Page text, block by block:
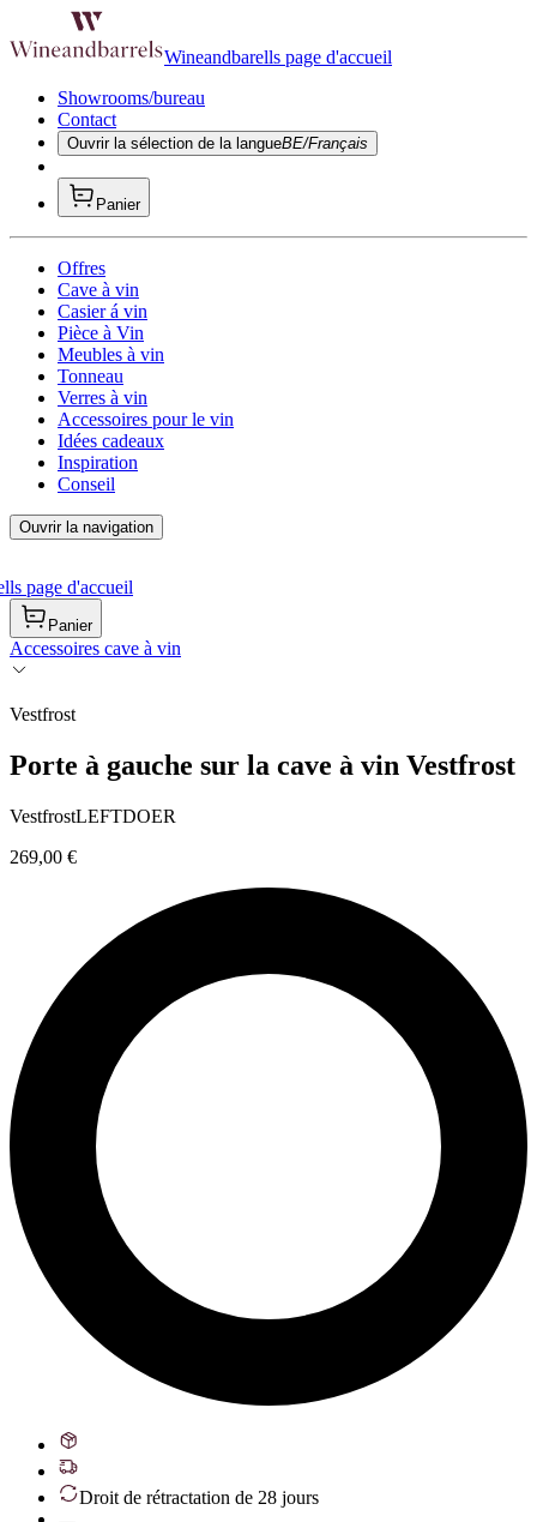
Wineandbarells page d'accueil
Showrooms/bureau
Contact
Ouvrir la sélection de la langueBE/Français
Panier
Offres
Cave à vin
Casier á vin
Pièce à Vin
Meubles à vin
Tonneau
Verres à vin
Accessoires pour le vin
Idées cadeaux
Inspiration
Conseil
Ouvrir la navigation
page d'accueil
Panier
Accessoires cave à vin
Vestfrost
Porte à gauche sur la cave à vin Vestfrost
VestfrostLEFTDOER
269,00 €
Droit de rétractation de 28 jours